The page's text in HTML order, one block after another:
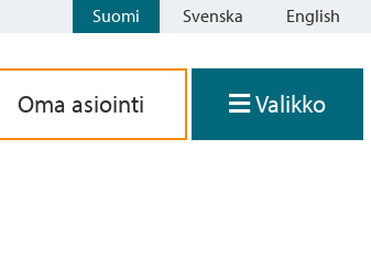
Suomi Svenska English
Oma asiointi Valikko